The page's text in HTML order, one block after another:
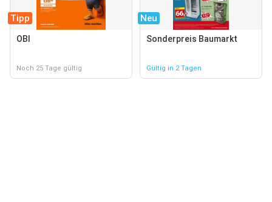
Tipp
OBI
Noch 25 Tage gültig
Neu
Sonderpreis Baumarkt
Gültig in 2 Tagen